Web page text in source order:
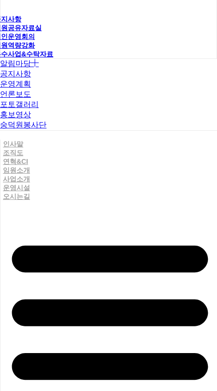
사항
공유자료실
운영회의
역량강화
사업&수탁자료
알림마당
공지사항
운영계획
언론보도
포토갤러리
홍보영상
숭덕원봉사단
인사말
조직도
연혁&CI
임원소개
사업소개
운영시설
오시는길